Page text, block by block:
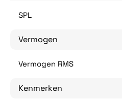
SPL
Vermogen
Vermogen RMS
Kenmerken